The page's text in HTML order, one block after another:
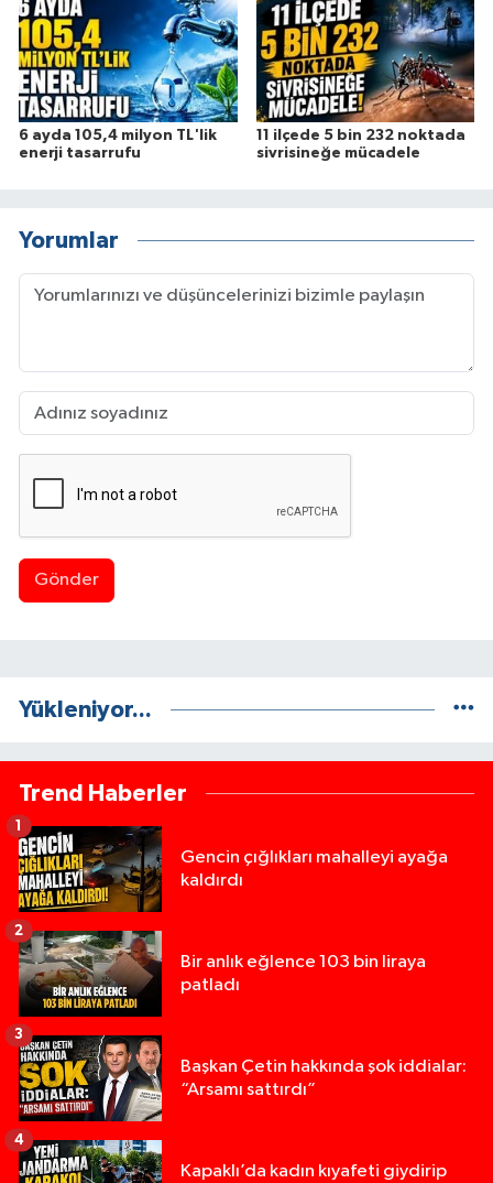
6 ayda 105,4 milyon TL'lik
enerji tasarrufu
11 ilçede 5 bin 232 noktada
sivrisineğe mücadele
Yorumlar
Gönder
Yükleniyor...
Trend Haberler
Gencin çığlıkları mahalleyi ayağa
kaldırdı
1
Bir anlık eğlence 103 bin liraya
patladı
2
Başkan Çetin hakkında şok iddialar:
“Arsamı sattırdı”
3
Kapaklı’da kadın kıyafeti giydirip
4